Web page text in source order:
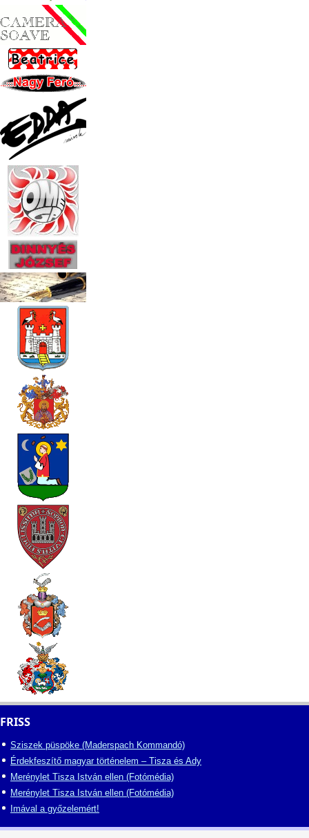
FRISS
Sziszek püspöke (Maderspach Kommandó)
Érdekfeszítő magyar történelem – Tisza és Ady
Merénylet Tisza István ellen (Fotómédia)
Merénylet Tisza István ellen (Fotómédia)
Imával a győzelemért!